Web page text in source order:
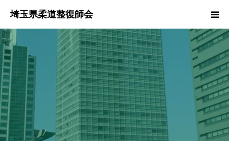
本会のご紹介
情報公開
柔道整復師とは